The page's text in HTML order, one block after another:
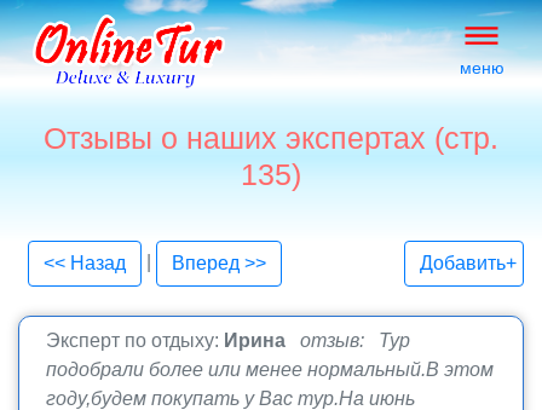
меню
Отзывы о наших экспертах (стр.
135)
<< Назад Вперед >> Добавить+
Эксперт по отдыху: Ирина
отзыв: Тур
подобрали более или менее нормальный.В этом
году,будем покупать у Вас тур.На июнь